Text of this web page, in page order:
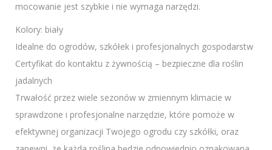
mocowanie jest szybkie i nie wymaga narzędzi.
Kolory: biały
Idealne do ogrodów, szkółek i profesjonalnych gospodarstw
Certyfikat do kontaktu z żywnością – bezpieczne dla roślin
jadalnych
Trwałość przez wiele sezonów w zmiennym klimacie w
sprawdzone i profesjonalne narzędzie, które pomoże w
efektywnej organizacji Twojego ogrodu czy szkółki, oraz